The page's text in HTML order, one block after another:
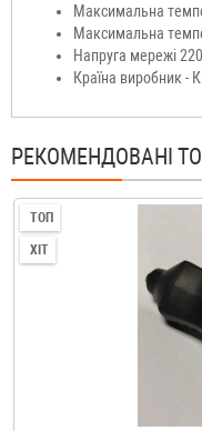
Максимальна
Максимальна
Напруга мережі
Країна виробник -
РЕКОМЕНДОВАНІ
ТОП
ХІТ